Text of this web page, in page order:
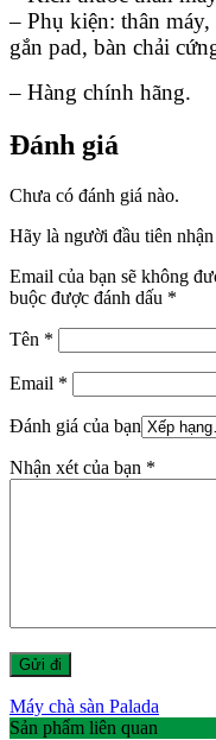
– Phụ kiện: thân
gắn pad, bàn chải
– Hàng chính hãng.
Đánh giá
Chưa có đánh giá nào.
Hãy là người đầu tiên
Email của bạn sẽ không
buộc được đánh dấu *
Tên *
Email *
Đánh giá của bạn
Nhận xét của bạn *
Máy chà sàn Palada
Sản phẩm liên quan